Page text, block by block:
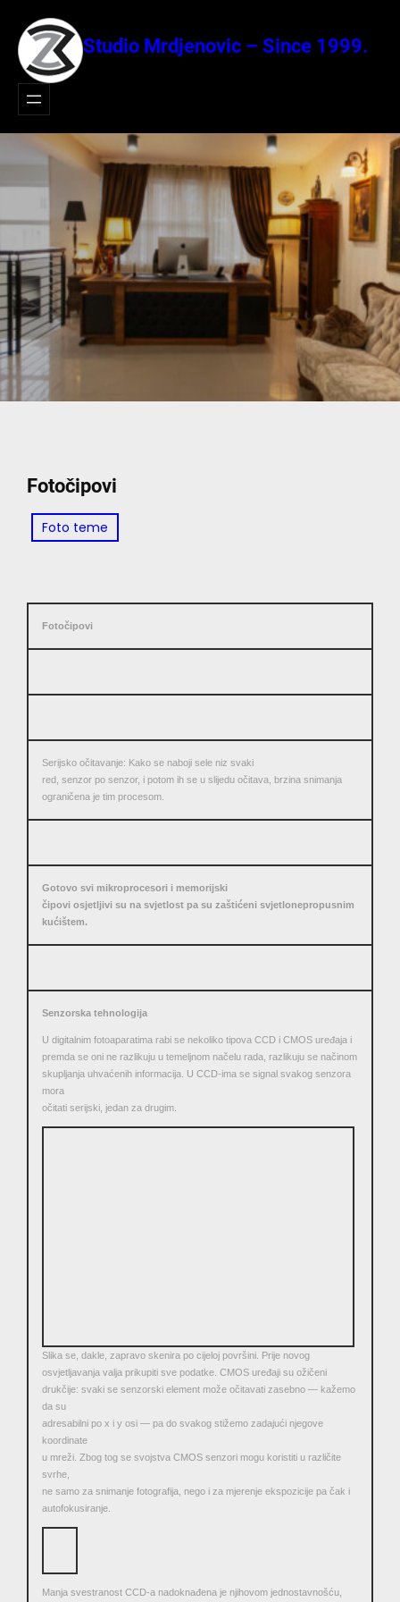
na
sadržaj
Studio Mrdjenovic – Since 1999.
Fotočipovi
Foto teme
Fotočipovi
Serijsko očitavanje: Kako se naboji sele niz svaki
red, senzor po senzor, i potom ih se u slijedu očitava, brzina snimanja
ograničena je tim procesom.
Gotovo svi mikroprocesori i memorijski
čipovi osjetljivi su na svjetlost pa su zaštićeni svjetlonepropusnim
kućištem.
Senzorska tehnologija
U digitalnim fotoaparatima rabi se nekoliko tipova CCD i CMOS uređaja i
premda se oni ne razlikuju u temeljnom načelu rada, razlikuju se načinom
skupljanja uhvaćenih informacija. U CCD-ima se signal svakog senzora
mora
očitati serijski, jedan za drugim.
Slika se, dakle, zapravo skenira po cijeloj površini. Prije novog
osvjetljavanja valja prikupiti sve podatke. CMOS uređaji su ožičeni
drukčije: svaki se senzorski element može očitavati zasebno ― kažemo
da su
adresabilni po x i y osi ― pa do svakog stižemo zadajući njegove
koordinate
u mreži. Zbog tog se svojstva CMOS senzori mogu koristiti u različite
svrhe,
ne samo za snimanje fotografija, nego i za mjerenje ekspozicije pa čak i
autofokusiranje.
Manja svestranost CCD-a nadoknađena je njihovom jednostavnošću,